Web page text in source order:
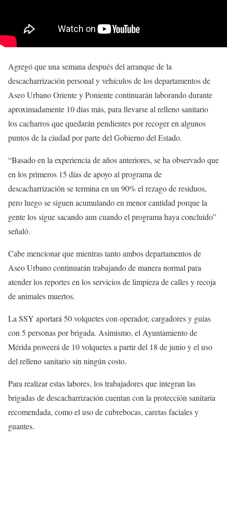
Agregó que una semana después del arranque de la
descacharrización personal y vehículos de los departamentos de
Aseo Urbano Oriente y Poniente continuarán laborando durante
aproximadamente 10 días más, para llevarse al relleno sanitario
los cacharros que quedarán pendientes por recoger en algunos
puntos de la ciudad por parte del Gobierno del Estado.
“Basado en la experiencia de años anteriores, se ha observado que
en los primeros 15 días de apoyo al programa de
descacharrización se termina en un 90% el rezago de residuos,
pero luego se siguen acumulando en menor cantidad porque la
gente los sigue sacando aun cuando el programa haya concluido”
señaló.
Cabe mencionar que mientras tanto ambos departamentos de
Aseo Urbano continuarán trabajando de manera normal para
atender los reportes en los servicios de limpieza de calles y recoja
de animales muertos.
La SSY aportará 50 volquetes con operador, cargadores y guías
con 5 personas por brigada. Asimismo, el Ayuntamiento de
Mérida proveerá de 10 volquetes a partir del 18 de junio y el uso
del relleno sanitario sin ningún costo.
Para realizar estas labores, los trabajadores que integran las
brigadas de descacharrización cuentan con la protección sanitaria
recomendada, como el uso de cubrebocas, caretas faciales y
guantes.